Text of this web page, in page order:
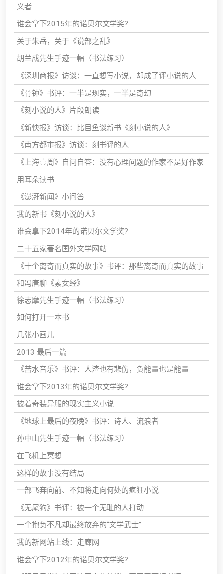
义者
谁会拿下2015年的诺贝尔文学奖?
关于朱岳，关于《说部之乱》
胡兰成先生手迹一幅（书法练习）
《深圳商报》访谈：一直想写小说，却成了评小说的人
《骨钟》书评：一半是现实，一半是奇幻
《刻小说的人》片段朗读
《新快报》访谈：比目鱼谈新书《刻小说的人》
《南方都市报》访谈：刻书评的人
《上海壹周》自问自答：没有心理问题的作家不是好作家
用耳朵读书
《澎湃新闻》小问答
我的新书《刻小说的人》
谁会拿下2014年的诺贝尔文学奖?
二十五家著名国外文学网站
《十个离奇而真实的故事》书评：那些离奇而真实的故事
和冯唐聊《素女经》
徐志摩先生手迹一幅（书法练习）
如何打开一本书
几张小画儿
2013 最后一篇
《苦水音乐》书评：人渣也有悲伤，负能量也是能量
谁会拿下2013年的诺贝尔文学奖?
披着奇装异服的现实主义小说
《地球上最后的夜晚》书评：诗人、流浪者
孙中山先生手迹一幅（书法练习）
在飞机上冥想
这样的故事没有结局
一部飞奔向前、不知将走向何处的疯狂小说
《无尾狗》书评：被一个无耻的人打动
一个抱负不凡却最终放弃的“文学武士”
我的新网站上线：走廊网
谁会拿下2012年的诺贝尔文学奖?